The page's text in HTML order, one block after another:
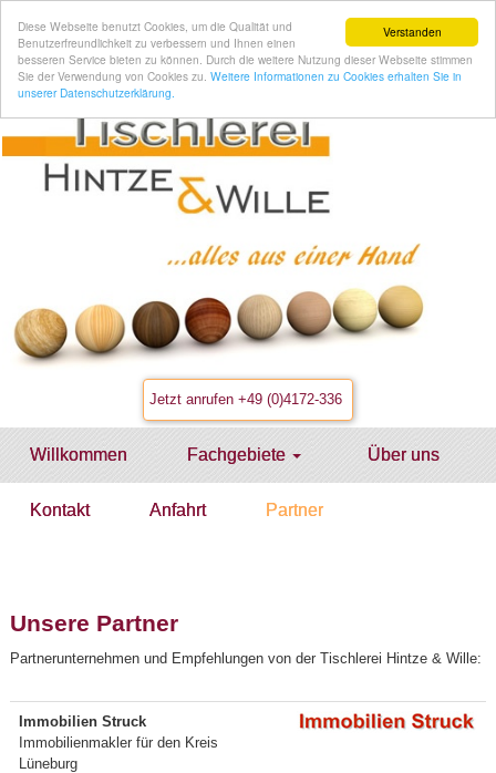
Verstanden
Diese Webseite benutzt Cookies, um die Qualität und
Benutzerfreundlichkeit zu verbessern und Ihnen einen
besseren Service bieten zu können. Durch die weitere Nutzung dieser Webseite stimmen
Sie der Verwendung von Cookies zu. Weitere Informationen zu Cookies erhalten Sie in
unserer Datenschutzerklärung.
+49 (0)4172-336
Willkommen Fachgebiete Über uns
Kontakt Anfahrt Partner
Unsere Partner
Partnerunternehmen und Empfehlungen von der Tischlerei Hintze & Wille:
Immobilien Struck
Immobilienmakler für den Kreis
Lüneburg